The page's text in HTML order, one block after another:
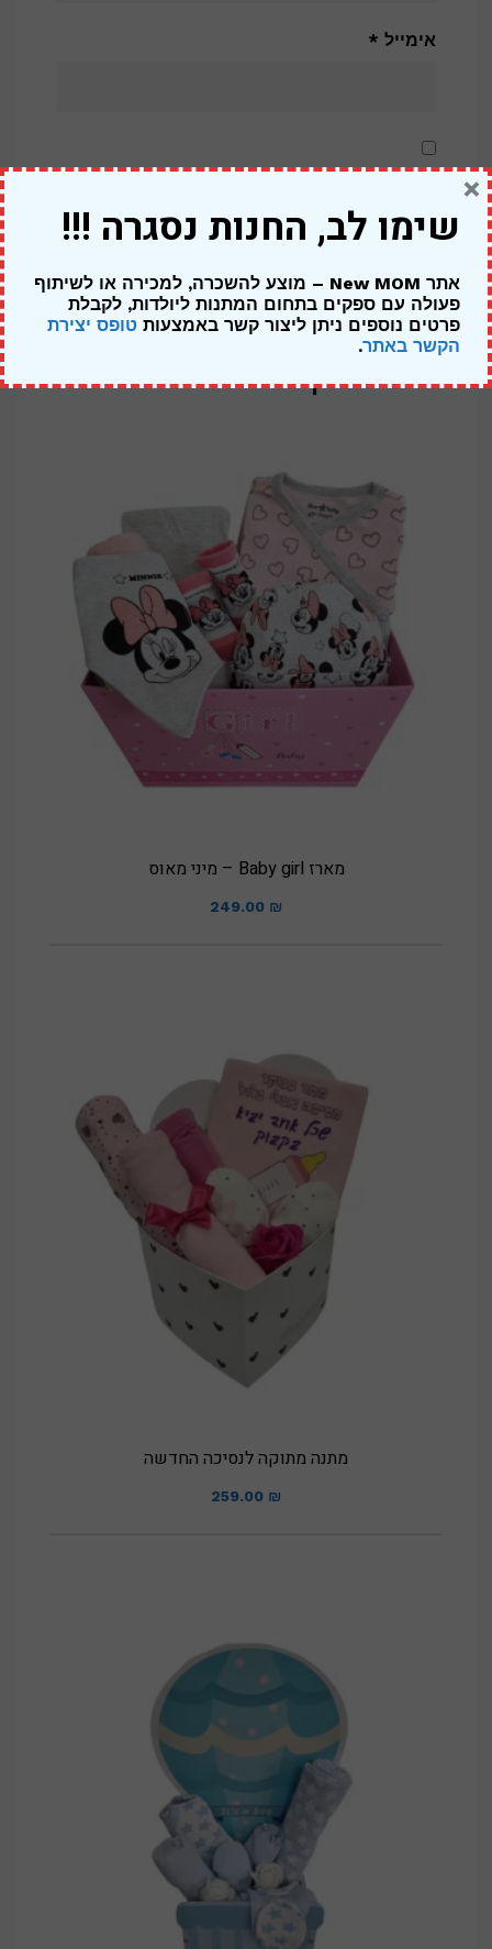
אימייל *
לפעם הבאה שאגיב.
מוצרים קשורים
מארז Baby girl – מיני מאוס
249.00 ₪
מתנה מתוקה לנסיכה החדשה
259.00 ₪
שימו לב, החנות נסגרה !!!
אתר New MOM – מוצע להשכרה, למכירה או לשיתוף
פעולה עם ספקים בתחום המתנות ליולדות, לקבלת
פרטים נוספים ניתן ליצור קשר באמצעות טופס יצירת
הקשר באתר.
×